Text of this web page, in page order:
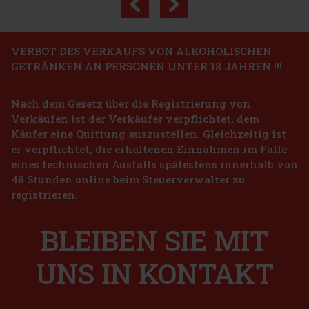
Emil Marillen Schnaps 0,5l 35% TÖ Edelstahl
AUF LAGER(> 5 st)
Emil Marillen Schnaps ist ein österreichisches Obstdestillat aus
handgepflückten, sonnengereiften Aprikosen. Es wird zu 100 % aus
österreichischen Rohstoffen hergestellt, ohne Zuckerzusatz und
ohne künstliche Aromen, um den reinen Fruchtcharakter der
17.36€ ohne VAT 21 €
Bestellen
Karfíkův dvůr Koštický Himbeerschnaps 42% 0,5 l
AUF LAGER
die Destillation von Himbeermazerat hergestellt und bringt die
Essenz frisch gepflückter reifer Himbeeren in jede Flasche. A
Bestellen
VERBOT DES VERKAUFS VON ALKOHOLISCHEN
GETRÄNKEN AN PERSONEN UNTER 18 JAHREN !!!
Nach dem Gesetz über die Registrierung von
Verkäufen ist der Verkäufer verpflichtet, dem
Käufer eine Quittung auszustellen. Gleichzeitig ist
er verpflichtet, die erhaltenen Einnahmen im Falle
eines technischen Ausfalls spätestens innerhalb von
48 Stunden online beim Steuerverwalter zu
registrieren.
BLEIBEN SIE MIT
UNS IN KONTAKT